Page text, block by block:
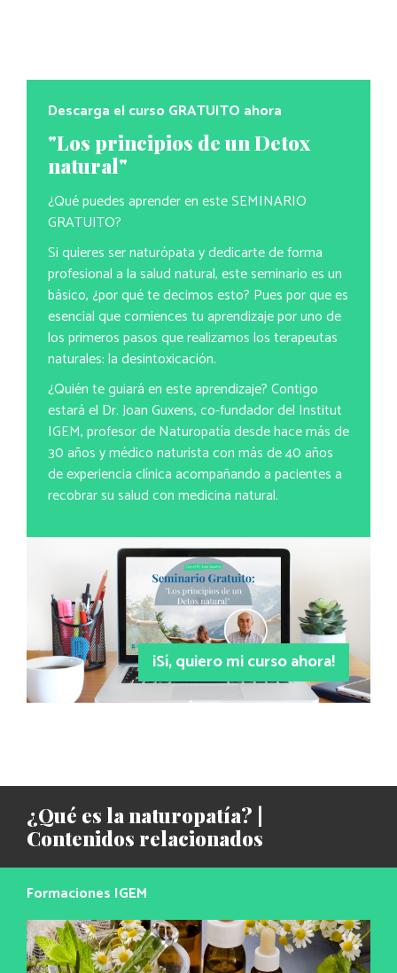
Descarga el curso GRATUITO ahora
"Los principios de un Detox
natural"
¿Qué puedes aprender en este SEMINARIO
GRATUITO?
Si quieres ser naturópata y dedicarte de forma
profesional a la salud natural, este seminario es un
básico, ¿por qué te decimos esto? Pues por que es
esencial que comiences tu aprendizaje por uno de
los primeros pasos que realizamos los terapeutas
naturales: la desintoxicación.
¿Quién te guiará en este aprendizaje? Contigo
estará el Dr. Joan Guxens, co-fundador del Institut
IGEM, profesor de Naturopatía desde hace más de
30 años y médico naturista con más de 40 años
de experiencia clínica acompañando a pacientes a
recobrar su salud con medicina natural.
¡Sí, quiero mi curso ahora!
¿Qué es la naturopatía? |
Contenidos relacionados
Formaciones IGEM